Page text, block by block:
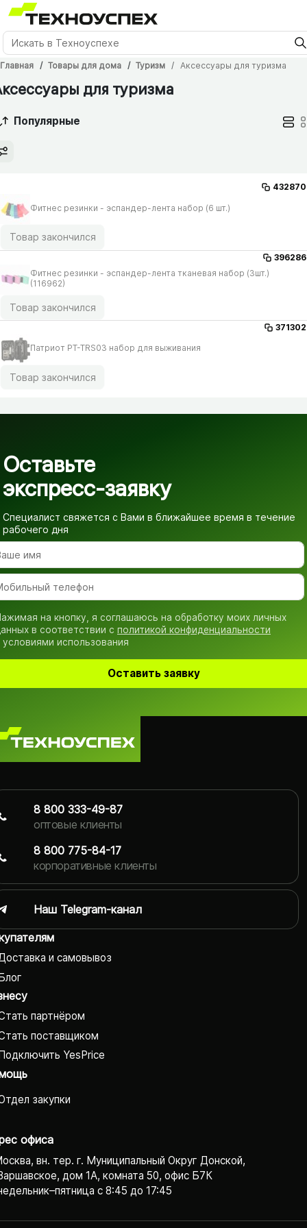
Главная Товары для дома Туризм Аксессуары для туризма
для туризма
Популярные
432870
Фитнес резинки - эспандер-лента набор (6 шт.)
Товар закончился
396286
Фитнес резинки - эспандер-лента тканевая набор (3шт.)
(116962)
Товар закончился
371302
Патриот PT-TRS03 набор для выживания
Товар закончился
Оставьте
экспресс-заявку
Специалист свяжется с Вами в ближайшее время в течение
рабочего дня
на кнопку, я соглашаюсь на обработку моих личных
в соответствии с политикой конфиденциальности
условиями использования
Оставить заявку
и самовывоз
партнёром
поставщиком
YesPrice
закупки
офиса
вн. тер. г. Муниципальный Округ Донской,
дом 1А, комната 50, офис Б7К
с 8:45 до 17:45
8 800 333-49-87
оптовые клиенты
8 800 775-84-17
корпоративные клиенты
Наш Telegram-канал